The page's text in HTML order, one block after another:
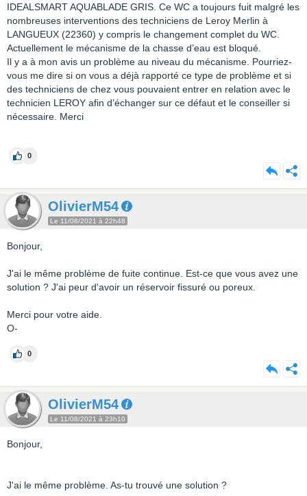
IDEALSMART AQUABLADE GRIS. Ce WC a toujours fuit malgré les
nombreuses interventions des techniciens de Leroy Merlin à
LANGUEUX (22360) y compris le changement complet du WC.
Actuellement le mécanisme de la chasse d’eau est bloqué.
Il y a à mon avis un problème au niveau du mécanisme. Pourriez-
vous me dire si on vous a déjà rapporté ce type de problème et si
des techniciens de chez vous pouvaient entrer en relation avec le
technicien LEROY afin d’échanger sur ce défaut et le conseiller si
nécessaire. Merci
0
OlivierM54
Le 11/08/2021 à 22h48
Bonjour,
J'ai le même problème de fuite continue. Est-ce que vous avez une
solution ? J'ai peur d'avoir un réservoir fissuré ou poreux.
Merci pour votre aide.
O-
0
OlivierM54
Le 11/08/2021 à 23h10
Bonjour,
J'ai le même problème. As-tu trouvé une solution ?